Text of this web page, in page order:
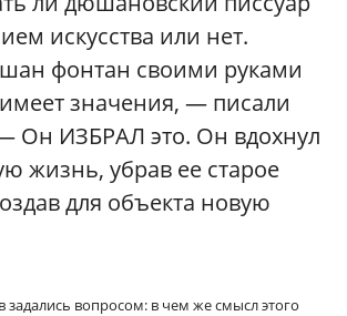
искусства или нет.
фонтан своими руками
значения, — писали
Он ИЗБРАЛ это. Он вдохнул
жизнь, убрав ее старое
для объекта новую
задались вопросом: в чем же смысл этого